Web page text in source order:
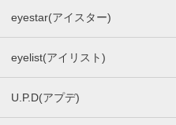
eyestar(アイスター)
eyelist(アイリスト)
U.P.D(アプデ)